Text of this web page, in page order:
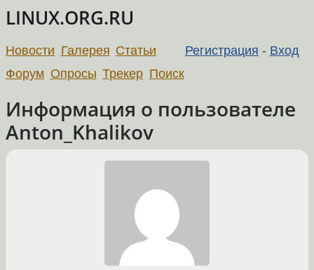
LINUX.ORG.RU
Регистрация - Вход
Новости Галерея Статьи
Форум Опросы Трекер Поиск
Информация о пользователе
Anton_Khalikov